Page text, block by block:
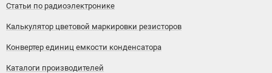
Статьи по радиоэлектронике
Калькулятор цветовой маркировки резисторов
Конвертер единиц емкости конденсатора
Каталоги производителей